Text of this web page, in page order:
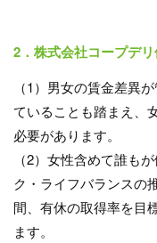
2．株式会社コープデ
（1）男女の賃金差異
ていることも踏まえ、
必要があります。
（2）女性含めて誰も
ク・ライフバランスの
間、有休の取得率を目
ます。